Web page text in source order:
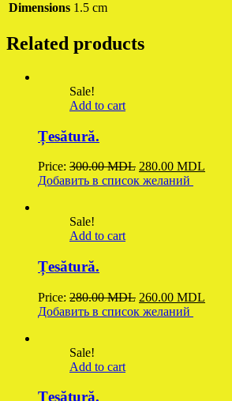
Dimensions 1.5 cm
Related products
Sale!
Add to cart
Țesătură.
Price: 300.00MDL Original
price
280.00 MDL
Добавить в список желаний
Sale!
Add to cart
Țesătură.
Price: 280.00MDL Original
price
260.00 MDL
Добавить в список желаний
Sale!
Add to cart
Țesătură.